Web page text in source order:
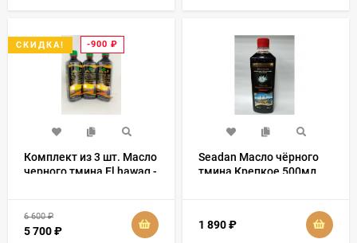
СКИДКА! -900 ₽
Комплект из 3 шт. Масло
черного тмина El hawag -
6 600₽
5 700₽
Seadan Масло чёрного
тмина Крепкое 500мл
1 890₽